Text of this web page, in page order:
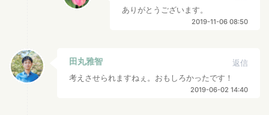
ありがとうございます。
2019-11-06 08:50
田丸雅智
返信
考えさせられますねぇ。おもしろかったです！
2019-06-02 14:40